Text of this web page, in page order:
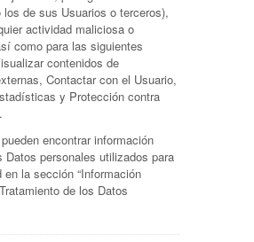
los de sus Usuarios o terceros),
actividad maliciosa o
como para las siguientes
contenidos de
Contactar con el Usuario,
y Protección contra
encontrar información
personales utilizados para
en la sección “Información
de los Datos